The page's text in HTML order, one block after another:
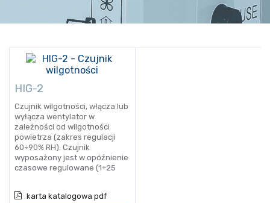
HIG-2
Czujnik wilgotności, włącza lub
wyłącza wentylator w
zależności od wilgotności
powietrza (zakres regulacji
60÷90% RH). Czujnik
wyposażony jest w opóźnienie
czasowe regulowane (1÷25
karta katalogowa pdf